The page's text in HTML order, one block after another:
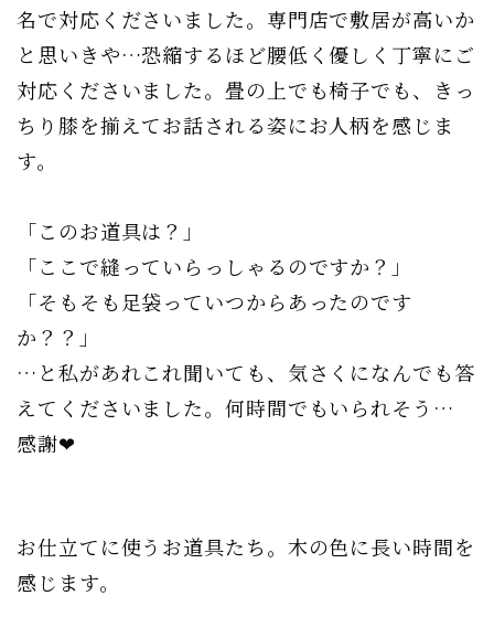
名で対応くださいました。専門店で敷居が高いか
と思いきや…恐縮するほど腰低く優しく丁寧にご
対応くださいました。畳の上でも椅子でも、きっ
ちり膝を揃えてお話される姿にお人柄を感じま
す。
「このお道具は？」
「ここで縫っていらっしゃるのですか？」
「そもそも足袋っていつからあったのです
か？？」
…と私があれこれ聞いても、気さくになんでも答
えてくださいました。何時間でもいられそう…
感謝❤︎
お仕立てに使うお道具たち。木の色に長い時間を
感じます。